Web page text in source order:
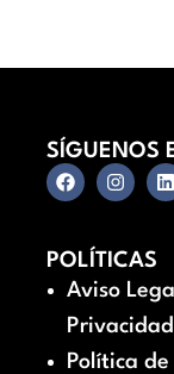
SÍGUENOS
POLÍTICAS
Aviso
Privacidad
Política